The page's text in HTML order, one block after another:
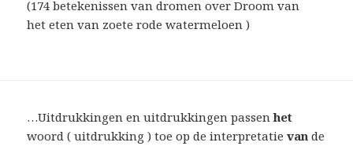
(174 betekenissen van dromen over Droom van
het eten van zoete rode watermeloen )
…Uitdrukkingen en uitdrukkingen passenhet
woord ( uitdrukking ) toe op de interpretatievan de